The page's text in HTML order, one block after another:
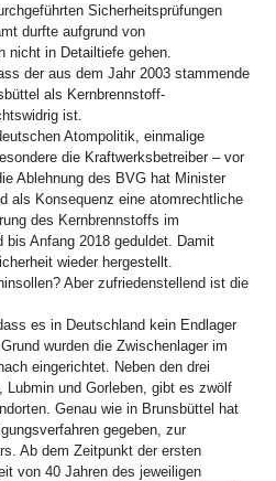
Sicherheitsprüfungen
durfte aufgrund von
nicht in Detailtiefe gehen.
der aus dem Jahr 2003 stammende
als Kernbrennstoff-
ist.
Atompolitik, einmalige
die Kraftwerksbetreiber – vor
Ablehnung des BVG hat Minister
als Konsequenz eine atomrechtliche
des Kernbrennstoffs im
bis Anfang 2018 geduldet. Damit
wieder hergestellt.
Aber zufriedenstellend ist die
es in Deutschland kein Endlager
wurden die Zwischenlager im
eingerichtet. Neben den drei
Lubmin und Gorleben, gibt es zwölf
Genau wie in Brunsbüttel hat
gegeben, zur
Ab dem Zeitpunkt der ersten
von 40 Jahren des jeweiligen